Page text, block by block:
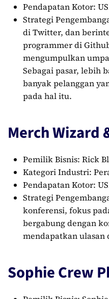
Pendapatan Kotor:
Strategi
di Twitter, dan
programmer di
mengumpulkan
Sebagai pasar, lebih
banyak pelanggan
pada hal itu.
Merch Wizard
Pemilik Bisnis: Rick
Kategori Industri:
Pendapatan Kotor:
Strategi
konferensi, fokus
bergabung dengan
mendapatkan ulasan
Sophie Crew